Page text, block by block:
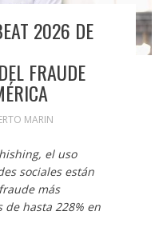
2026 DE
FRAUDE
MARIN
el uso
sociales están
más
hasta 228% en